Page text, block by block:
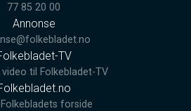
77 85 20 00
Annonse
TV
video til Folkebladet-TV
forside